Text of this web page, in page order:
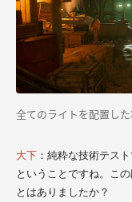
全てのライトを配置し
大下 ：純粋な技術テス
ということですね。こ
とはありましたか？